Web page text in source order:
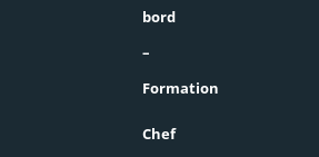
bord
–
Formation
Chef